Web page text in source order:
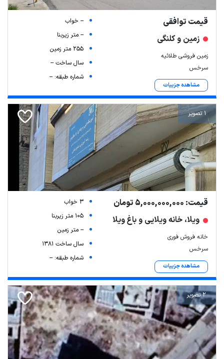
قیمت توافقی
زمین و کلنگی
زمین فروشی طلائیه
سرخس
مشاهده جزییات
-- خواب
-- متر زیربنا
255 متر زمین
سال ساخت --
شماره طبقه: --
1 تصویر
قیمت: 5,000,000,000 تومان
ویلا، خانه ویلایی و باغ ویلا
خانه فروش فوری
سرخس
مشاهده جزییات
3 خواب
105 متر زیربنا
-- متر زمین
سال ساخت 1381
شماره طبقه: --
2 تصویر